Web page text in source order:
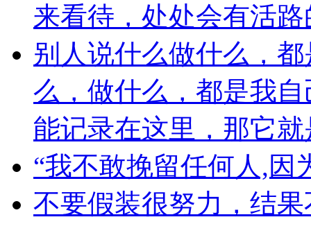
来看待，处处会有活路
别人说什么做什么，
么，做什么，都是我
能记录在这里，那它
“我不敢挽留任何人,因
不要假装很努力，结